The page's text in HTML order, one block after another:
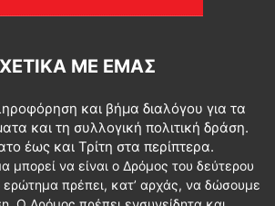
ΜΕ ΕΜΆΣ
και βήμα διαλόγου για τα
και τη συλλογική πολιτική δράση.
έως και Τρίτη στα περίπτερα.
μπορεί να είναι ο Δρόμος του δεύτερου
πρέπει, κατ’ αρχάς, να δώσουμε